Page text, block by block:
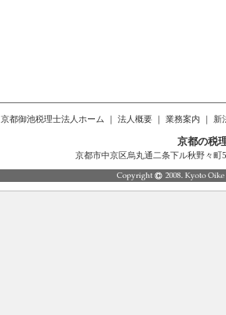
京都御池税理士法人ホーム ｜ 法人概要 ｜ 業務案内 ｜ 新
京都の税
京都市中京区烏丸通二条下ル秋野々